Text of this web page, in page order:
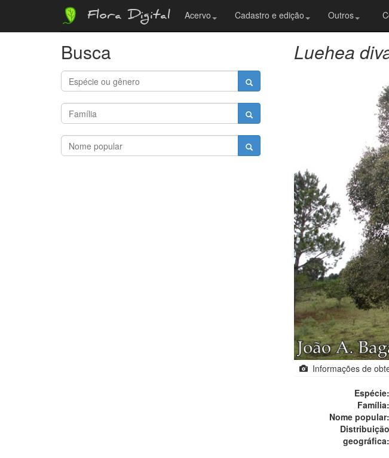
Flora Digital Acervo Cadastro e edição Outros
Busca Luehea
Informações de
Espécie:
Família:
Nome popular:
Distribuição
geográfica: